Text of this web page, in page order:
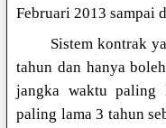
Februari 2013 sampai
Sistem kontrak
tahun dan hanya
jangka waktu paling
paling lama 3 tahun